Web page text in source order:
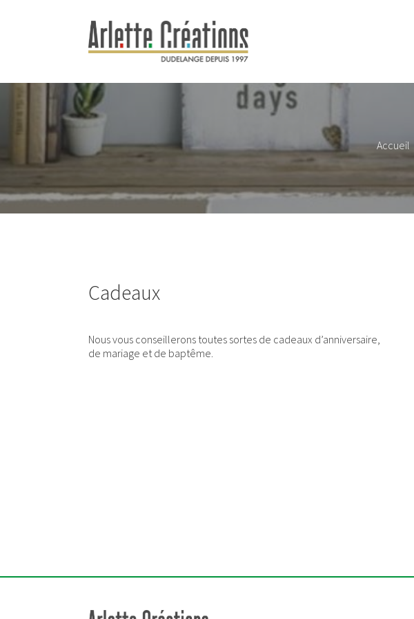
Accueil
Cadeaux
Nous vous conseillerons toutes sortes de cadeaux d’anniversaire,
de mariage et de baptême.